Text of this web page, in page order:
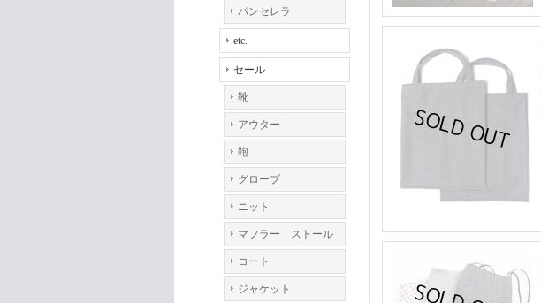
パンセレラ
etc.
セール
靴
アウター
鞄
グローブ
ニット
マフラー ストール
コート
ジャケット